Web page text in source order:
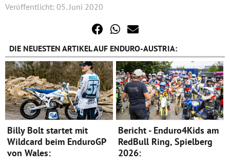
Veröffentlicht: 05. Juni 2020
DIE NEUESTEN ARTIKEL AUF ENDURO-AUSTRIA:
Billy Bolt startet mit
Wildcard beim EnduroGP
von Wales:
Bericht - Enduro4Kids am
RedBull Ring, Spielberg
2026: